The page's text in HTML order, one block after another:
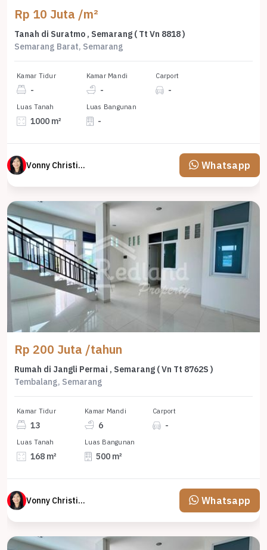
Rp 10 Juta /m²
Tanah di Suratmo , Semarang ( Tt Vn 8818 )
Semarang Barat, Semarang
Kamar Tidur
-
Kamar Mandi
-
Carport
-
Luas Tanah
1000 m²
Luas Bangunan
-
Vonny Christina Whatsapp
Rp 200 Juta /tahun
Rumah di Jangli Permai , Semarang ( Vn Tt 8762S )
Tembalang, Semarang
Kamar Tidur
13
Kamar Mandi
6
Carport
-
Luas Tanah
168 m²
Luas Bangunan
500 m²
Vonny Christina Whatsapp